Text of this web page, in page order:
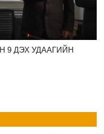
9 ДЭХ УДААГИЙН